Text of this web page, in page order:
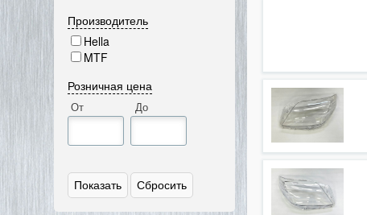
Производитель
Hella
MTF
Розничная цена
От До